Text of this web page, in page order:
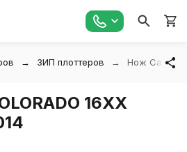
ЗИП плоттеров Нож Canon
16XX